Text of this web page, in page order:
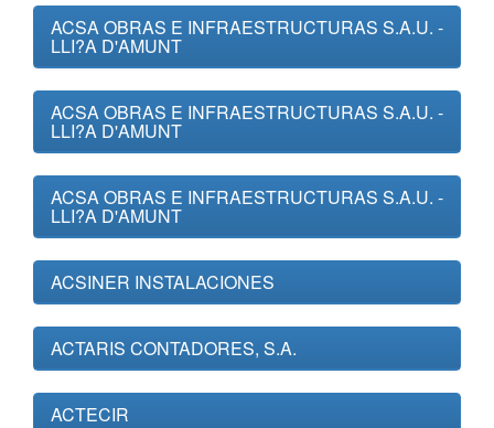
ACSA OBRAS E INFRAESTRUCTURAS S.A.U. -
LLI?A D'AMUNT
ACSA OBRAS E INFRAESTRUCTURAS S.A.U. -
LLI?A D'AMUNT
ACSA OBRAS E INFRAESTRUCTURAS S.A.U. -
LLI?A D'AMUNT
ACSINER INSTALACIONES
ACTARIS CONTADORES, S.A.
ACTECIR